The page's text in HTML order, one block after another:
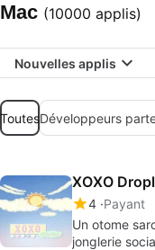
Mac (10000 applis)
Nouvelles applis
ToutesDéveloppeurs
XOXO
4 Payant
Un otome
jonglerie